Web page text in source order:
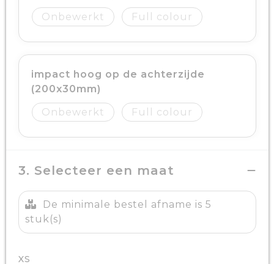
Onbewerkt
Full colour
impact hoog op de achterzijde
(200x30mm)
Onbewerkt
Full colour
3. Selecteer een maat
De minimale bestel afname is 5
stuk(s)
XS